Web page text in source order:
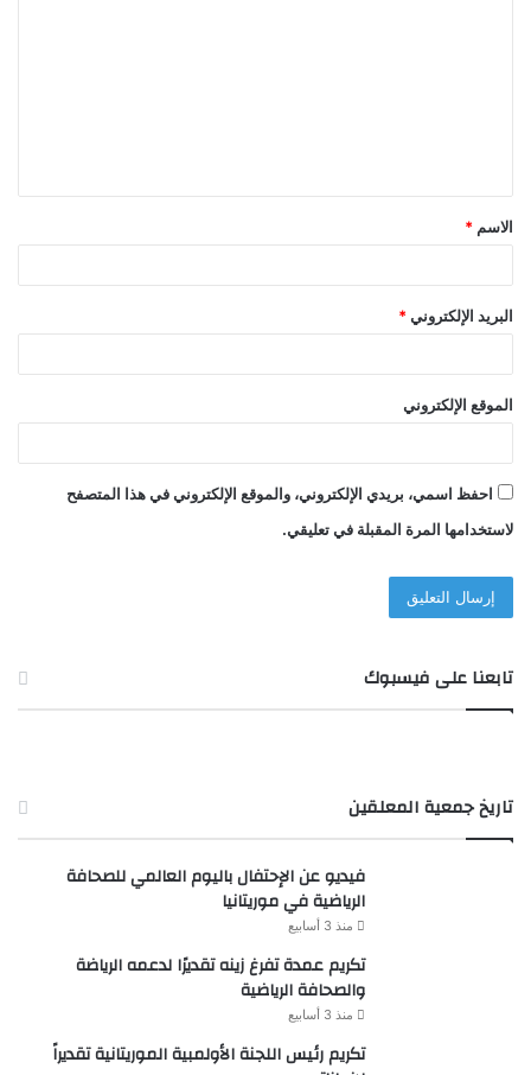
ق
*
الاسم *
البريد الإلكتروني *
الموقع الإلكتروني
احفظ اسمي، بريدي الإلكتروني، والموقع الإلكتروني في هذا المتصفح
لاستخدامها المرة المقبلة في تعليقي.
تابعنا على فيسبوك
تاريخ جمعية المعلقين
فيديو عن الإحتفال باليوم العالمي للصحافة
الرياضية في موريتانيا
منذ 3 أسابيع
تكريم عمدة تفرغ زينه تقديرًا لدعمه الرياضة
والصحافة الرياضية
منذ 3 أسابيع
تكريم رئيس اللجنة الأولمبية الموريتانية تقديراً